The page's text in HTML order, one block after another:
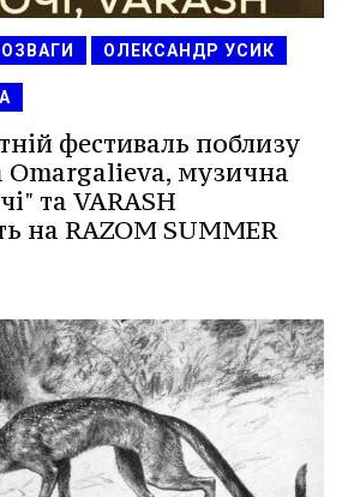
ОЛЕКСАНДР УСИК
фестиваль поблизу
музична
та VARASH
на RAZOM SUMMER